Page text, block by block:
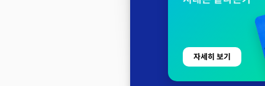
자세히 보기